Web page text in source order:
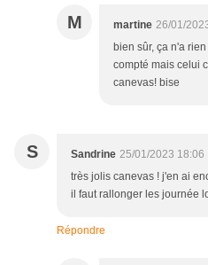
M martine 26/01/
bien sûr, ça n'a
compté mais celui
canevas! bise
S Sandrine 25/01/2023 18:06
très jolis canevas ! j'en ai
il faut rallonger les journée
Répondre